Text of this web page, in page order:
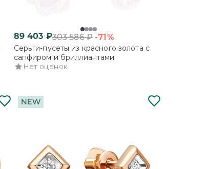
89 403 ₽303 586₽ -71%
Серьги-пусеты из красного золота с
сапфиром и бриллиантами
Нет оценок